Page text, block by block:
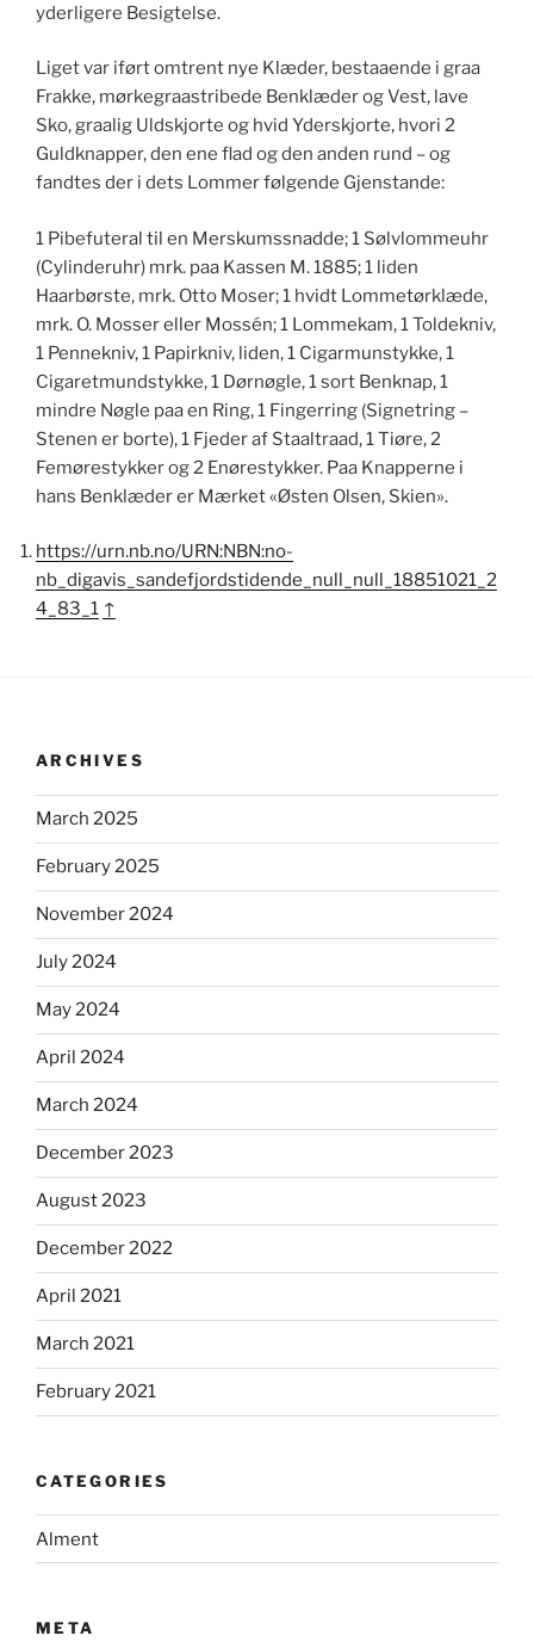
yderligere Besigtelse.
Liget var iført omtrent nye Klæder, bestaaende i graa
Frakke, mørkegraastribede Benklæder og Vest, lave
Sko, graalig Uldskjorte og hvid Yderskjorte, hvori 2
Guldknapper, den ene flad og den anden rund – og
fandtes der i dets Lommer følgende Gjenstande:
1 Pibefuteral til en Merskumssnadde; 1 Sølvlommeuhr
(Cylinderuhr) mrk. paa Kassen M. 1885; 1 liden
Haarbørste, mrk. Otto Moser; 1 hvidt Lommetørklæde,
mrk. O. Mosser eller Mossén; 1 Lommekam, 1 Toldekniv,
1 Pennekniv, 1 Papirkniv, liden, 1 Cigarmunstykke, 1
Cigaretmundstykke, 1 Dørnøgle, 1 sort Benknap, 1
mindre Nøgle paa en Ring, 1 Fingerring (Signetring –
Stenen er borte), 1 Fjeder af Staaltraad, 1 Tiøre, 2
Femørestykker og 2 Enørestykker. Paa Knapperne i
hans Benklæder er Mærket «Østen Olsen, Skien».
https://urn.nb.no/URN:NBN:no-
nb_digavis_sandefjordstidende_null_null_18851021_2
4_83_1 ↑
ARCHIVES
March 2025
February 2025
November 2024
July 2024
May 2024
April 2024
March 2024
December 2023
August 2023
December 2022
April 2021
March 2021
February 2021
CATEGORIES
Alment
META